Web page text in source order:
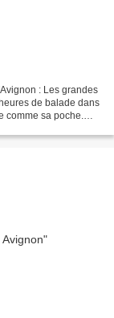
: Les grandes
de balade dans
comme sa poche.